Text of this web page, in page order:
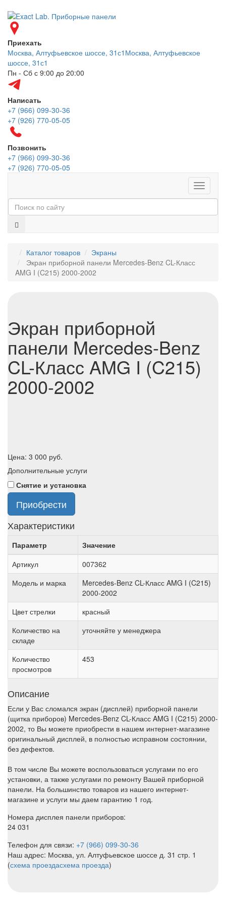
Приехать
Москва, Алтуфьевское шоссе, 31с1 Москва, Алтуфьевское
шоссе, 31с1
Пн - Сб с 9:00 до 20:00
Написать
+7 (966) 099-30-36
+7 (926) 770-05-05
Позвонить
+7 (966) 099-30-36
+7 (926) 770-05-05
Меню
Каталог товаров
Экраны
Экран приборной панели Mercedes-Benz CL-Класс
AMG I (C215) 2000-2002
Экран приборной
панели Mercedes-Benz
CL-Класс AMG I (C215)
2000-2002
Цена: 3 000 руб.
Дополнительные услуги
Снятие и установка
Приобрести
Характеристики
Параметр
Значение
Артикул
007362
Модель и марка
Mercedes-Benz CL-Класс AMG I (C215)
2000-2002
Цвет стрелки
красный
Количество на
складе
уточняйте у менеджера
Количество
просмотров
453
Описание
Если у Вас сломался экран (дисплей) приборной панели
(щитка приборов) Mercedes-Benz CL-Класс AMG I (C215) 2000-
2002, то Вы можете приобрести в нашем интернет-магазине
оригинальный дисплей, в полностью исправном состоянии,
без дефектов.
В том числе Вы можете воспользоваться услугами по его
установки, а также услугами по ремонту Вашей приборной
панели. На большинство товаров из нашего интернет-
магазине и услуги мы даем гарантию 1 год.
Номера дисплея панели приборов:
24 031
Телефон для связи: +7 (966) 099-30-36
Наш адрес: Москва, ул. Алтуфьевское шоссе д. 31 стр. 1
(схема проездасхема проезда)